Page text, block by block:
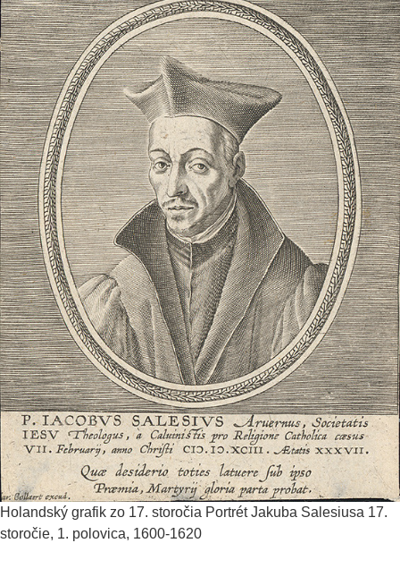
Holandský grafik zo 17. storočia Portrét Jakuba Salesiusa 17.
storočie, 1. polovica, 1600-1620